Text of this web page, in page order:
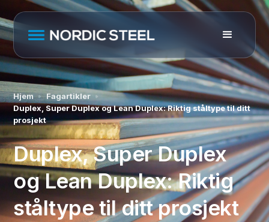
Hjem
Fagartikler
Duplex, Super Duplex og Lean Duplex: Riktig ståltype til ditt
prosjekt
Duplex, Super Duplex
og Lean Duplex: Riktig
ståltype til ditt prosjekt